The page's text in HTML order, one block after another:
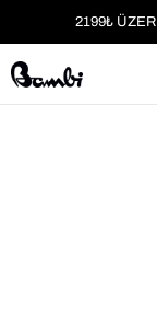
2199₺
MOBİL